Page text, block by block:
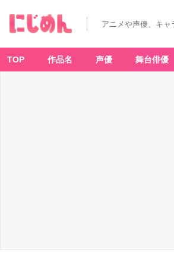
アニメや声優、キャ
TOP 作品名 声優 舞台俳優